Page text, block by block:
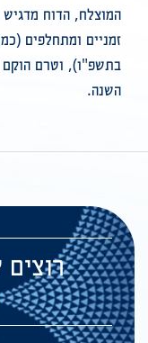
המוצלח, הדוח מדגיש
זמניים ומתחלפים
בתשפ"ו), וטרם הוקם
השנה.